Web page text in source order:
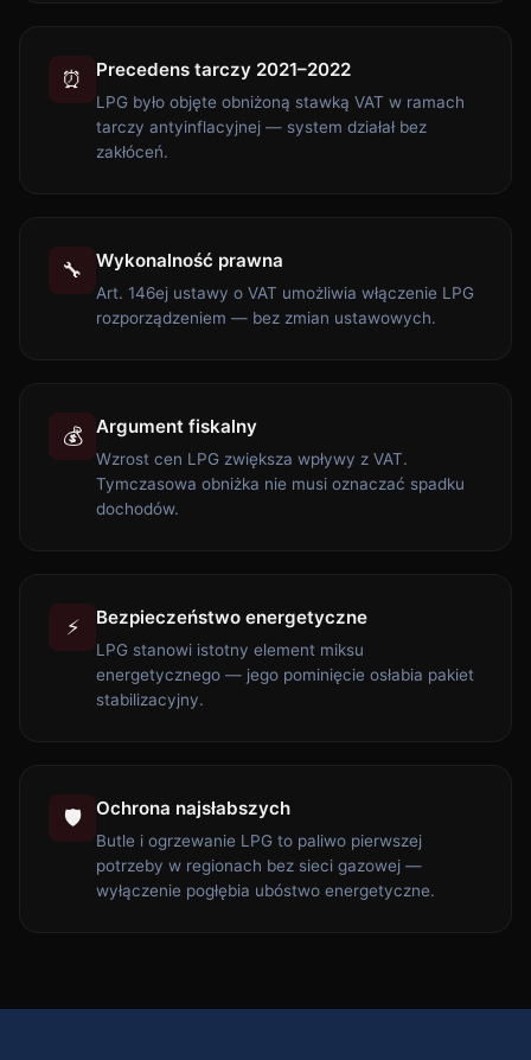
⏰ Precedens tarczy 2021–2022
LPG było objęte obniżoną stawką VAT w ramach
tarczy antyinflacyjnej — system działał bez
zakłóceń.
🔧 Wykonalność prawna
Art. 146ej ustawy o VAT umożliwia włączenie LPG
rozporządzeniem — bez zmian ustawowych.
💰 Argument fiskalny
Wzrost cen LPG zwiększa wpływy z VAT.
Tymczasowa obniżka nie musi oznaczać spadku
dochodów.
⚡ Bezpieczeństwo energetyczne
LPG stanowi istotny element miksu
energetycznego — jego pominięcie osłabia pakiet
stabilizacyjny.
🛡️ Ochrona najsłabszych
Butle i ogrzewanie LPG to paliwo pierwszej
potrzeby w regionach bez sieci gazowej —
wyłączenie pogłębia ubóstwo energetyczne.